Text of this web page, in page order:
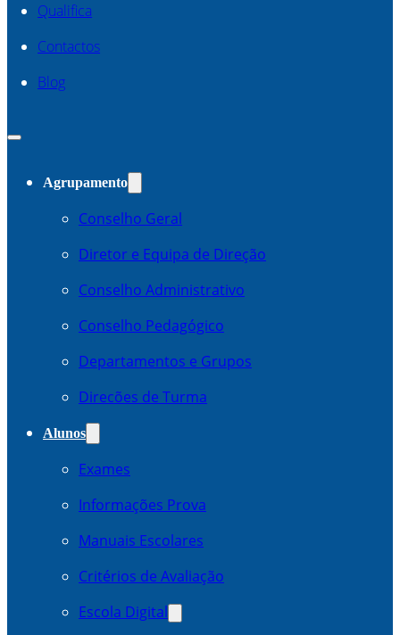
Qualifica
Contactos
Blog
Agrupamento
Conselho Geral
Diretor e Equipa de Direção
Conselho Administrativo
Conselho Pedagógico
Departamentos e Grupos
Direcões de Turma
Alunos
Exames
Informações Prova
Manuais Escolares
Critérios de Avaliação
Escola Digital